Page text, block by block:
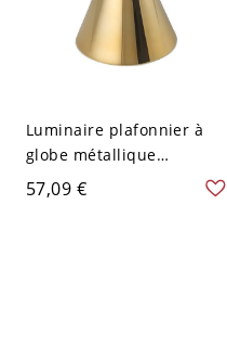
Luminaire plafonnier à
globe métallique
magnifique pour maisons
modernes élégantes - 110
57,09 €